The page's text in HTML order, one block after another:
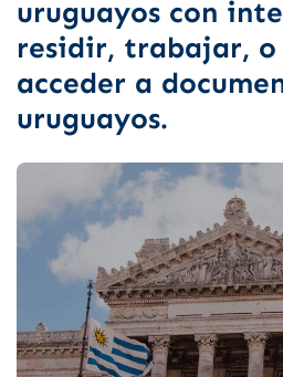
uruguayos con
residir, trabajar, o
acceder a
uruguayos.